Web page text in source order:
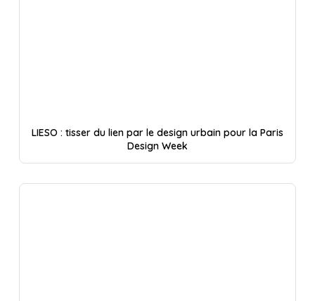
LIESO : tisser du lien par le design urbain pour la Paris
Design Week